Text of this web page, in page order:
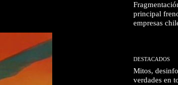
principal
empresas
DESTACADOS
Mitos,
verdades en